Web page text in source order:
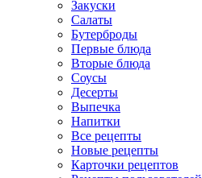
Закуски
Салаты
Бутерброды
Первые блюда
Вторые блюда
Соусы
Десерты
Выпечка
Напитки
Все рецепты
Новые рецепты
Карточки рецептов